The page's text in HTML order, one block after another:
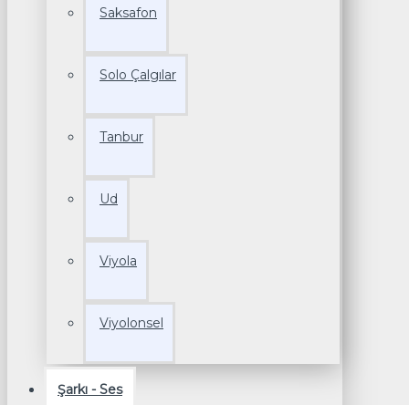
Saksafon
Solo Çalgılar
Tanbur
Ud
Viyola
Viyolonsel
Şarkı - Ses